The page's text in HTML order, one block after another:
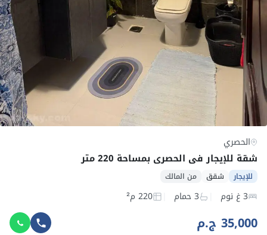
الحصري
شقة للإيجار في الحصري بمساحة 220 متر
للإيجار شقق من المالك
3 غ نوم 3 حمام 220 م²
35,000 ج.م